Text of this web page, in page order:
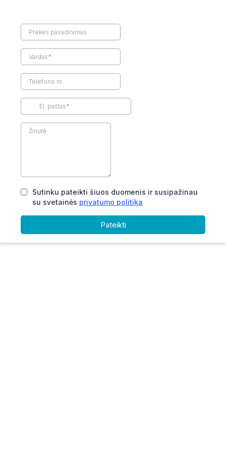
Sutinku pateikti šiuos duomenis ir susipažinau
su svetainės privatumo politika
Pateikti